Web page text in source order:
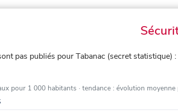
pas publiés pour Tabanac (secret
pour 1 000 habitants · tendance : évolution